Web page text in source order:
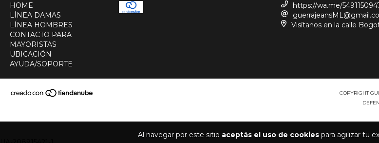
Al navegar por este sitio aceptás el uso de cookies para agilizar tu
HOME
LÍNEA DAMAS
LÍNEA HOMBRES
CONTACTO PARA
MAYORISTAS
UBICACIÓN
AYUDA/SOPORTE
https://wa.me/
Visítanos en la calle
COPYRIGHT